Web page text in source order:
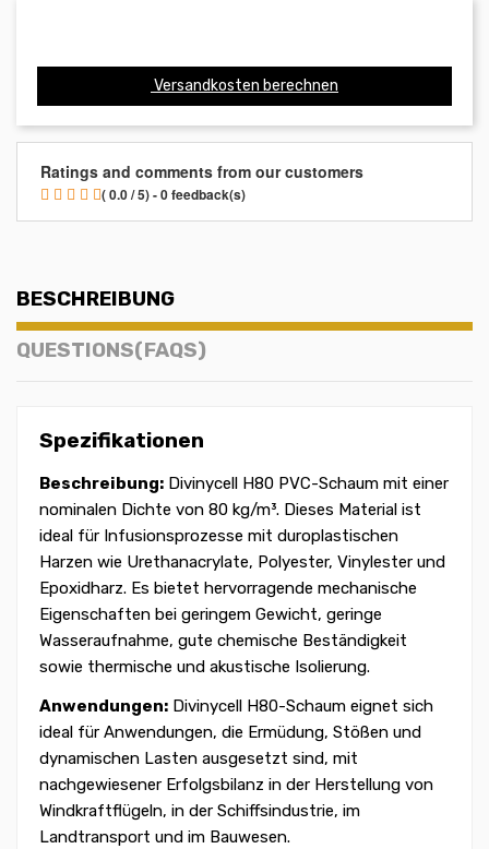
Versandkosten berechnen
Ratings and comments from our customers
( 0.0 / 5) - 0 feedback(s)
BESCHREIBUNG
QUESTIONS(FAQS)
Spezifikationen
Beschreibung: Divinycell H80 PVC-Schaum mit einer
nominalen Dichte von 80 kg/m³. Dieses Material ist
ideal für Infusionsprozesse mit duroplastischen
Harzen wie Urethanacrylate, Polyester, Vinylester und
Epoxidharz. Es bietet hervorragende mechanische
Eigenschaften bei geringem Gewicht, geringe
Wasseraufnahme, gute chemische Beständigkeit
sowie thermische und akustische Isolierung.
Anwendungen: Divinycell H80-Schaum eignet sich
ideal für Anwendungen, die Ermüdung, Stößen und
dynamischen Lasten ausgesetzt sind, mit
nachgewiesener Erfolgsbilanz in der Herstellung von
Windkraftflügeln, in der Schiffsindustrie, im
Landtransport und im Bauwesen.